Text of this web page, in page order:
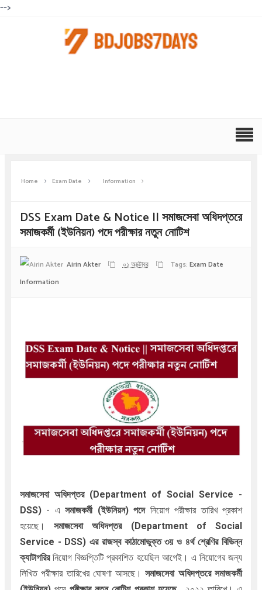
-->
Home Exam Date Information
DSS Exam Date & Notice || সমাজসেবা অধিদপ্তরে
সমাজকর্মী (ইউনিয়ন) পদে পরীক্ষার নতুন নোটিশ
Airin Akter ০১ অক্টোবর Tags: Exam Date
Information
সমাজসেবা অধিদপ্তর (Department of Social Service -
DSS)- এ সমাজকর্মী (ইউনিয়ন) পদেনিয়োগ পরীক্ষার তারিখ প্রকাশ
হয়েছে।সমাজসেবা অধিদপ্তর (Department of Social
Service - DSS) এর রাজস্ব কাঠামোভুক্ত ৩য় ও ৪র্থ শ্রেণির বিভিন্ন
ক্যাটাগরিরনিয়োগ বিজ্ঞপ্তিটি প্রকাশিত হয়েছিল আগেই। এ নিয়োগের জন্য
লিখিত পরীক্ষার তারিখের ঘোষণা আসছে।সমাজসেবা অধিদপ্তরে সমাজকর্মী